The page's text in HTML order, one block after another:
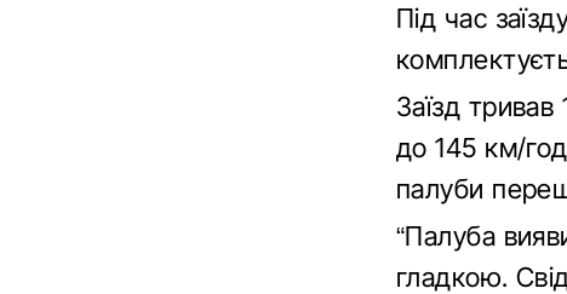
Під час
Заїзд
до 145 км/
палуби
“Палуба
гладкою.